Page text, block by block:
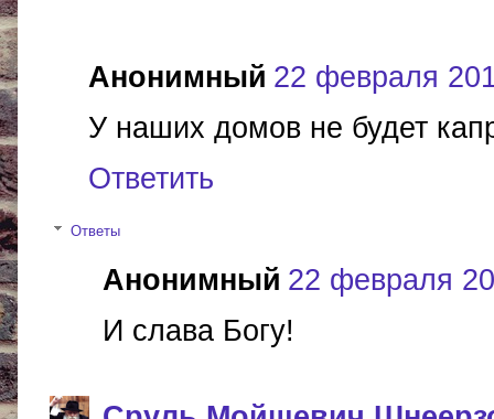
Анонимный 22 февраля
У наших домов не будет
Ответить
Ответы
Анонимный 22 февраля
И слава Богу!